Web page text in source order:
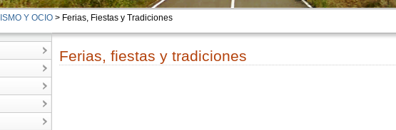
Y OCIO> Ferias, Fiestas y Tradiciones
Ferias, fiestas y tradiciones